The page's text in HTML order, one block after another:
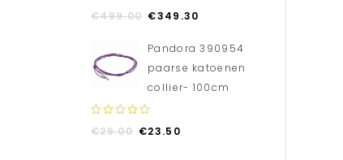
out
€499.00 €349.30
Pandora 390954
paarse katoenen
collier- 100cm
out
€29.00 €23.50